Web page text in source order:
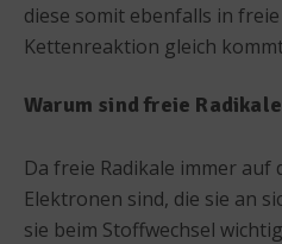
diese somit ebenfalls in
Kettenreaktion gleich
Warum sind freie
Da freie Radikale immer auf
Elektronen sind, die sie an
sie beim Stoffwechsel